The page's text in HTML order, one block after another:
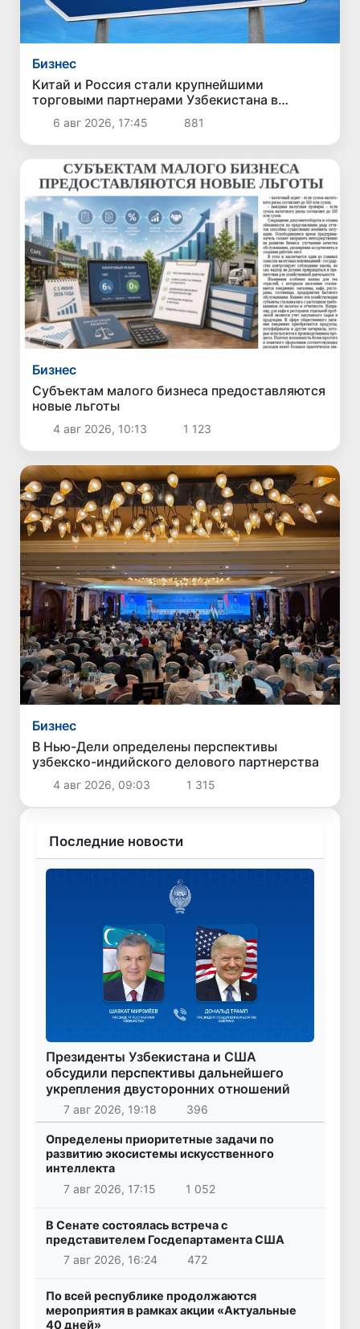
Бизнес
Китай и Россия стали крупнейшими
торговыми партнерами Узбекистана в
первом полугодии 2026 года
6 авг 2026, 17:45 881
Бизнес
Субъектам малого бизнеса предоставляются
новые льготы
4 авг 2026, 10:13 1 123
Бизнес
В Нью-Дели определены перспективы
узбекско-индийского делового партнерства
4 авг 2026, 09:03 1 315
Последние новости
Президенты Узбекистана и США
обсудили перспективы дальнейшего
укрепления двусторонних отношений
7 авг 2026, 19:18 396
Определены приоритетные задачи по
развитию экосистемы искусственного
интеллекта
7 авг 2026, 17:15
1 052
В Сенате состоялась встреча с
представителем Госдепартамента США
7 авг 2026, 16:24
472
По всей республике продолжаются
мероприятия в рамках акции «Актуальные
40 дней»